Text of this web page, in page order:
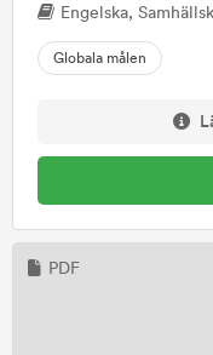
Engelska,
Globala målen
PDF